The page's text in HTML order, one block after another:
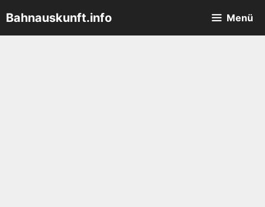
Inhalt
springen
Bahnauskunft.info Menü